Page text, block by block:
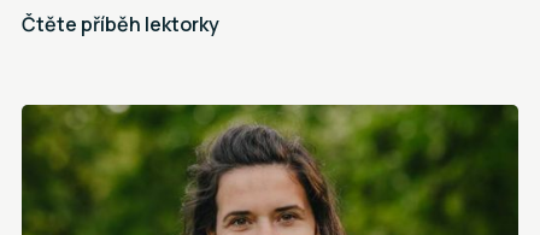
Čtěte příběh lektorky